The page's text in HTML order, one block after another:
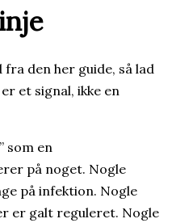
den her guide, så lad
et signal, ikke en
som en
på noget. Nogle
på infektion. Nogle
er galt reguleret. Nogle